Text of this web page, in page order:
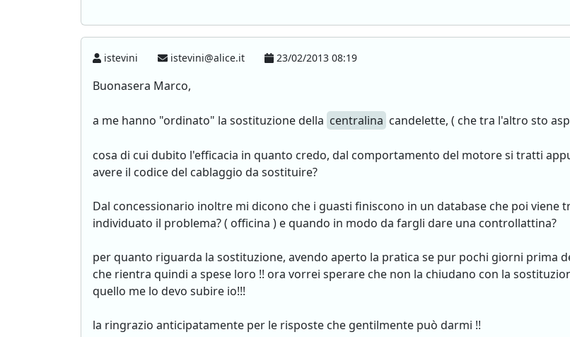
istevini istevini@alice.it 23/02/2013 08:19
Buonasera Marco,
a me hanno "ordinato" la sostituzione della centralina candelette, ( che tra l'altro sto
cosa di cui dubito l'efficacia in quanto credo, dal comportamento del motore si tratti
avere il codice del cablaggio da sostituire?
Dal concessionario inoltre mi dicono che i guasti finiscono in un database che poi viene
individuato il problema? ( officina ) e quando in modo da fargli dare una controllattina?
per quanto riguarda la sostituzione, avendo aperto la pratica se pur pochi giorni prima
che rientra quindi a spese loro !! ora vorrei sperare che non la chiudano con la
quello me lo devo subire io!!!
la ringrazio anticipatamente per le risposte che gentilmente può darmi !!